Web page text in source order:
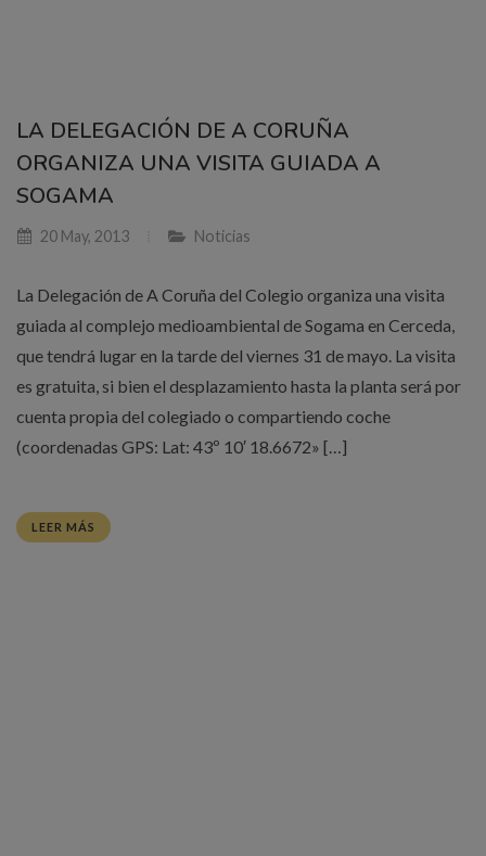
LA DELEGACIÓN DE A CORUÑA
ORGANIZA UNA VISITA GUIADA A
SOGAMA
20 May, 2013 Noticias
La Delegación de A Coruña del Colegio organiza una visita
guiada al complejo medioambiental de Sogama en Cerceda,
que tendrá lugar en la tarde del viernes 31 de mayo. La visita
es gratuita, si bien el desplazamiento hasta la planta será por
cuenta propia del colegiado o compartiendo coche
(coordenadas GPS: Lat: 43º 10′ 18.6672» […]
LEER MÁS